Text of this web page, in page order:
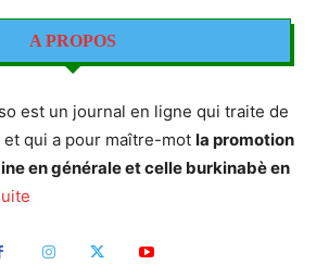
A PROPOS
est un journal en ligne qui traite de
et qui a pour maître-mot la promotion
en générale et celle burkinabè en